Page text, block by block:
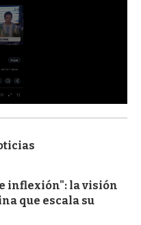
inflexión": la visión
que escala su